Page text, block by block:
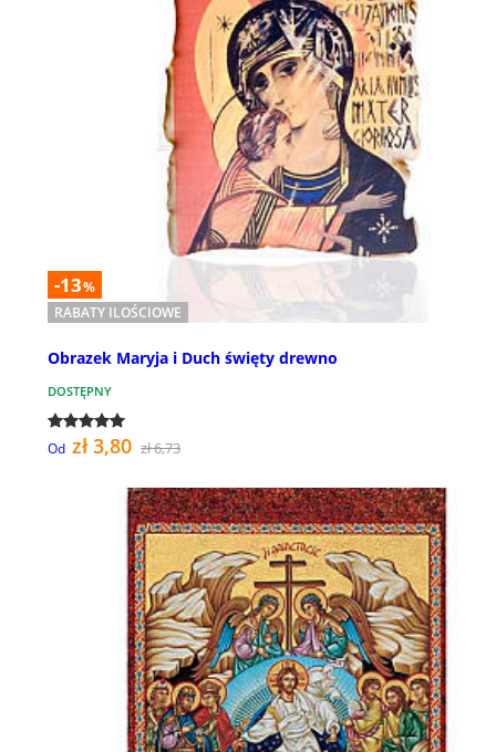
-13%
RABATY ILOŚCIOWE
Obrazek Maryja i Duch święty drewno
DOSTĘPNY
Od zł 3,80 zł 6,73